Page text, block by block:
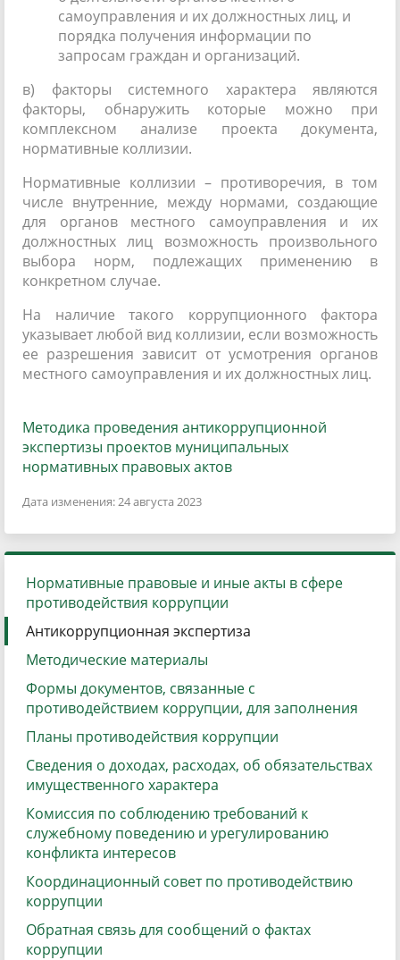
самоуправления и их должностных лиц, и
порядка получения информации по
запросам граждан и организаций.
в) факторы системного характера являются
факторы, обнаружить которые можно при
комплексном анализе проекта документа,
нормативные коллизии.
Нормативные коллизии – противоречия, в том
числе внутренние, между нормами, создающие
для органов местного самоуправления и их
должностных лиц возможность произвольного
выбора норм, подлежащих применению в
конкретном случае.
На наличие такого коррупционного фактора
указывает любой вид коллизии, если возможность
ее разрешения зависит от усмотрения органов
местного самоуправления и их должностных лиц.
Методика проведения антикоррупционной
экспертизы проектов муниципальных
нормативных правовых актов
Дата изменения: 24 августа 2023
Нормативные правовые и иные акты в сфере
противодействия коррупции
Антикоррупционная экспертиза
Методические материалы
Формы документов, связанные с
противодействием коррупции, для заполнения
Планы противодействия коррупции
Сведения о доходах, расходах, об обязательствах
имущественного характера
Комиссия по соблюдению требований к
служебному поведению и урегулированию
конфликта интересов
Координационный совет по противодействию
коррупции
Обратная связь для сообщений о фактах
коррупции